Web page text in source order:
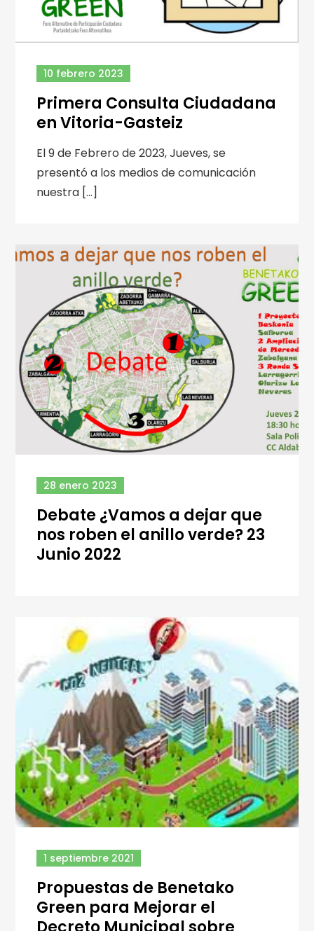
10 febrero 2023
Primera Consulta Ciudadana
en Vitoria-Gasteiz
El 9 de Febrero de 2023, Jueves, se
presentó a los medios de comunicación
nuestra […]
28 enero 2023
Debate ¿Vamos a dejar que
nos roben el anillo verde? 23
Junio 2022
1 septiembre 2021
Propuestas de Benetako
Green para Mejorar el